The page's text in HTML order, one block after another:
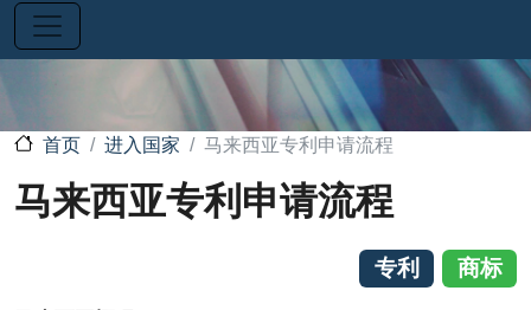
首页 进入国家 马来西亚专利申请流程
马来西亚专利申请流程
专利 商标